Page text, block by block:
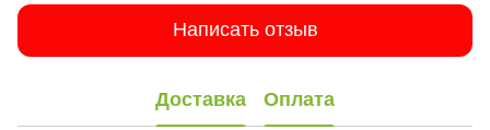
Написать отзыв
Доставка Оплата